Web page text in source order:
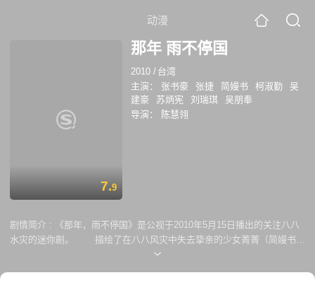
动漫
7.9
那年 雨不停国
2010 / 台湾
主演：
张书豪 张捷 简嫚书 柯淑勤
吴
建豪
苏炳宪 刘瑞琪
吴朋奉
导演：
陈慧翎
剧情简介 :
《那年，雨不停国》是公视于2010年5月15日播出的关注八八
水灾的迷你剧。 描绘了在八八风灾中失去挚亲的少女菁菁（简嫚书
饰），因为依亲而来到东北角海岸；面对新的生活、新的学校，菁菁更要